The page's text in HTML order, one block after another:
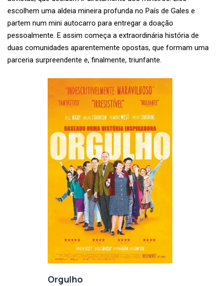
Orgulho
escolhem uma aldeia mineira profunda no País de Gales e
partem num mini autocarro para entregar a doação
pessoalmente. E assim começa a extraordinária história de
duas comunidades aparentemente opostas, que formam uma
parceria surpreendente e, finalmente, triunfante.